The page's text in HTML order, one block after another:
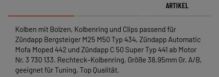
ARTIKEL
Kolben mit Bolzen, Kolbenring und Clips passend für
Zündapp Bergsteiger M25 M50 Typ 434, Zündapp Automatic
Mofa Moped 442 und Zündapp C 50 Super Typ 441 ab Motor
Nr. 3 730 133. Rechteck-Kolbenring, Größe 38,95mm Gr. A/B,
geeignet für Tuning, Top Qualität.